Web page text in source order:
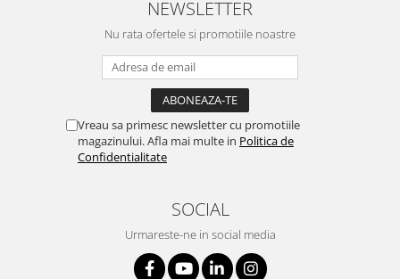
NEWSLETTER
Nu rata ofertele si promotiile noastre
Vreau sa primesc newsletter cu promotiile
magazinului. Afla mai multe in Politica de
Confidentialitate
SOCIAL
Urmareste-ne in social media